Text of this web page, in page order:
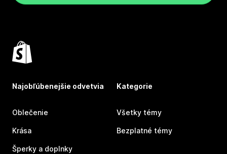
Najobľúbenejšie odvetvia
Oblečenie
Krása
Šperky a doplnky
Kategorie
Všetky témy
Bezplatné témy